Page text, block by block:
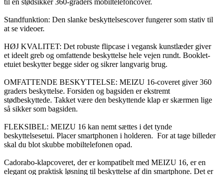
Standfunktion: Den slanke beskyttelsescover fungerer som stativ til
at se videoer.
HØJ KVALITET: Det robuste flipcase i vegansk kunstlæder giver
et ideelt greb og omfattende beskyttelse hele vejen rundt. Booklet-
etuiet beskytter begge sider og sikrer langvarig brug.
OMFATTENDE BESKYTTELSE: MEIZU 16-coveret giver 360
graders beskyttelse. Forsiden og bagsiden er ekstremt
stødbeskyttede. Takket være den beskyttende klap er skærmen lige
så sikker som bagsiden.
FLEKSIBEL: MEIZU 16 kan nemt sættes i det tynde
beskyttelsesetui. Placer smartphonen i holderen. For at tage billeder
skal du blot skubbe mobiltelefonen opad.
Cadorabo-klapcoveret, der er kompatibelt med MEIZU 16, er en
elegant og praktisk løsning til beskyttelse af din smartphone. Det er